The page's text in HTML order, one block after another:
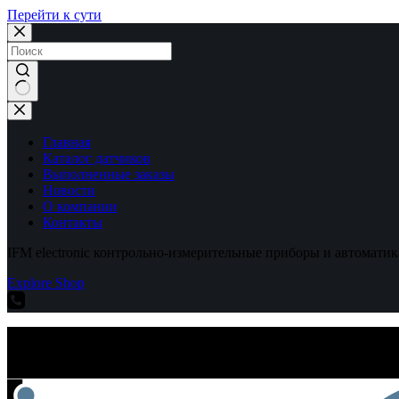
Перейти к сути
Ничего
не
найденоГлавная
Каталог датчиков
Выполненные заказы
Новости
О компании
Контакты
IFM electronic контрольно-измерительные приборы и
Explore Shop